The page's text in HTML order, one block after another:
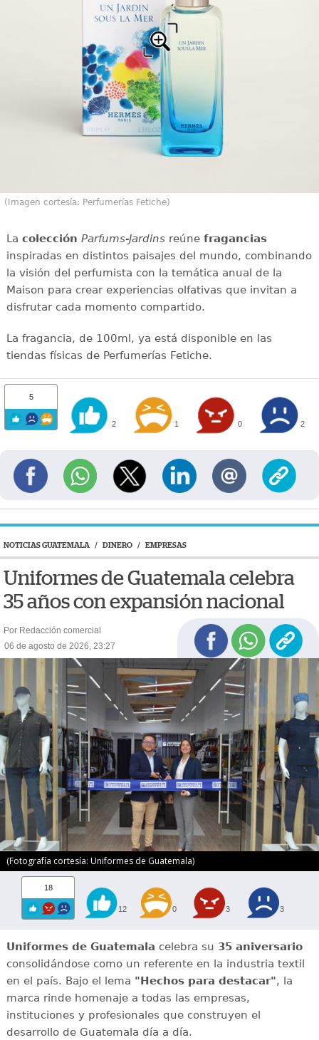
(Imagen cortesía: Perfumerías Fetiche)
La colección Parfums-Jardinsreúne fragancias
inspiradas en distintos paisajes del mundo, combinando
la visión del perfumista con la temática anual de la
Maison para crear experiencias olfativas que invitan a
disfrutar cada momento compartido.
La fragancia, de 100ml, ya está disponible en las
tiendas físicas de Perfumerías Fetiche.
5
2 1 0 2
NOTICIAS GUATEMALA / DINERO / EMPRESAS
Uniformes de Guatemala celebra
35 años con expansión nacional
Por Redacción comercial
06 de agosto de 2026, 23:27
(Fotografía cortesía: Uniformes de Guatemala)
18
12 0 3 3
Uniformes de Guatemala celebra su 35 aniversario
consolidándose como un referente en la industria textil
en el país. Bajo el lema "Hechos para destacar", la
marca rinde homenaje a todas las empresas,
instituciones y profesionales que construyen el
desarrollo de Guatemala día a día.